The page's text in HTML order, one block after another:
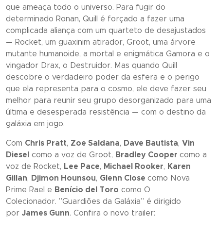
que ameaça todo o universo. Para fugir do
determinado Ronan, Quill é forçado a fazer uma
complicada aliança com um quarteto de desajustados
— Rocket, um guaxinim atirador, Groot, uma árvore
mutante humanoide, a mortal e enigmática Gamora e o
vingador Drax, o Destruidor. Mas quando Quill
descobre o verdadeiro poder da esfera e o perigo
que ela representa para o cosmo, ele deve fazer seu
melhor para reunir seu grupo desorganizado para uma
última e desesperada resistência — com o destino da
galáxia em jogo.
Com Chris Pratt, Zoe Saldana, Dave Bautista, Vin
Diesel
como a voz de Groot, Bradley Cooper como a
voz de Rocket, Lee Pace, Michael Rooker, Karen
Gillan, Djimon Hounsou, Glenn Close como Nova
Prime Rael e Benício del Toro como O
Colecionador. ”Guardiões da Galáxia” é dirigido
por James Gunn. Confira o novo trailer: